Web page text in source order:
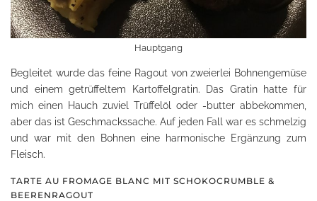
Hauptgang
Begleitet wurde das feine Ragout von zweierlei Bohnengemüse
und einem getrüffeltem Kartoffelgratin. Das Gratin hatte für
mich einen Hauch zuviel Trüffelöl oder -butter abbekommen,
aber das ist Geschmackssache. Auf jeden Fall war es schmelzig
und war mit den Bohnen eine harmonische Ergänzung zum
Fleisch.
TARTE AU FROMAGE BLANC MIT SCHOKOCRUMBLE &
BEERENRAGOUT